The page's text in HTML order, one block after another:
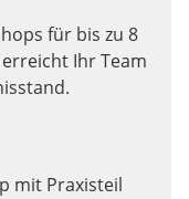
für bis zu 8
Ihr Team
mit Praxisteil